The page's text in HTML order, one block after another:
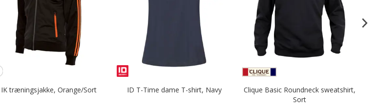
IK træningsjakke, Orange/Sort ID T-Time dame T-shirt, Navy
Clique Basic Roundneck sweatshirt,
Sort